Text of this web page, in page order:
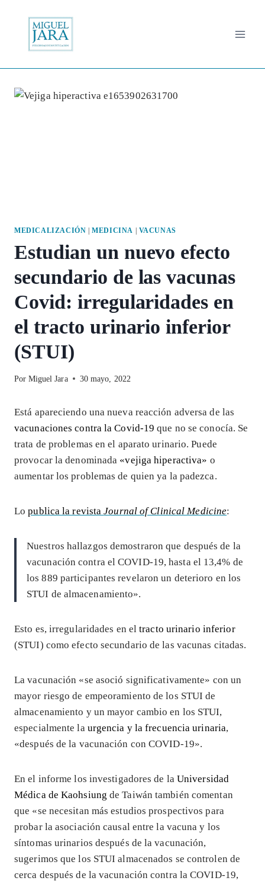
contenido
MEDICALIZACIÓN |MEDICINA VACUNAS
Estudian un nuevo efecto
secundario de las vacunas
Covid: irregularidades en
el tracto urinario inferior
(STUI)
Por Miguel Jara 30 mayo, 2022
Está apareciendo una nueva reacción adversa de las
vacunaciones contra la Covid-19 que no se conocía. Se
trata de problemas en el aparato urinario. Puede
provocar la denominada «vejiga hiperactiva» o
aumentar los problemas de quien ya la padezca.
Lopublica la revistaJournal of Clinical Medicine:
Nuestros hallazgos demostraron que después de la
vacunación contra el COVID-19, hasta el 13,4% de
los 889 participantes revelaron un deterioro en los
STUI de almacenamiento».
Esto es, irregularidades en eltracto urinario inferior
(STUI) como efecto secundario de las vacunas citadas.
La vacunación «se asoció significativamente» con un
mayor riesgo de empeoramiento de los STUI de
almacenamiento y un mayor cambio en los STUI,
especialmente la urgencia y la frecuencia urinaria,
«después de la vacunación con COVID-19».
En el informe los investigadores de la Universidad
Médica de Kaohsiung de Taiwán también comentan
que «se necesitan más estudios prospectivos para
probar la asociación causal entre la vacuna y los
síntomas urinarios después de la vacunación,
sugerimos que los STUI almacenados se controlen de
cerca después de la vacunación contra la COVID-19,